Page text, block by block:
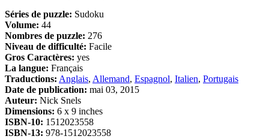
Séries de puzzle: Sudoku
Volume: 44
Nombres de puzzle: 276
Niveau de difficulté: Facile
Gros Caractères: yes
La langue: Français
Traductions: Anglais, Allemand, Espagnol, Italien, Portugais
Date de publication: mai 03, 2015
Auteur: Nick Snels
Dimensions: 6 x 9 inches
ISBN-10: 1512023558
ISBN-13: 978-1512023558